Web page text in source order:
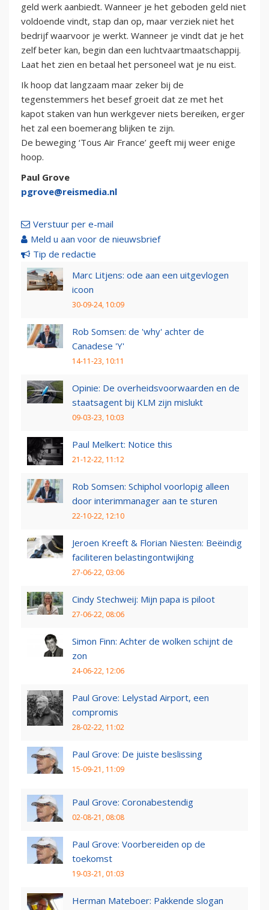
geld werk aanbiedt. Wanneer je het geboden geld niet
voldoende vindt, stap dan op, maar verziek niet het
bedrijf waarvoor je werkt. Wanneer je vindt dat je het
zelf beter kan, begin dan een luchtvaartmaatschappij.
Laat het zien en betaal het personeel wat je nu eist.
Ik hoop dat langzaam maar zeker bij de
tegenstemmers het besef groeit dat ze met het
kapot staken van hun werkgever niets bereiken, erger
het zal een boemerang blijken te zijn.
De beweging ‘Tous Air France’ geeft mij weer enige
hoop.
Paul Grove
pgrove@reismedia.nl
Verstuur per e-mail
Meld u aan voor de nieuwsbrief
Tip de redactie
Marc Litjens: ode aan een uitgevlogen
icoon
30-09-24, 10:09
Rob Somsen: de 'why' achter de
Canadese 'Y'
14-11-23, 10:11
Opinie: De overheidsvoorwaarden en de
staatsagent bij KLM zijn mislukt
09-03-23, 10:03
Paul Melkert: Notice this
21-12-22, 11:12
Rob Somsen: Schiphol voorlopig alleen
door interimmanager aan te sturen
22-10-22, 12:10
Jeroen Kreeft & Florian Niesten: Beëindig
faciliteren belastingontwijking
27-06-22, 03:06
Cindy Stechweij: Mijn papa is piloot
27-06-22, 08:06
Simon Finn: Achter de wolken schijnt de
zon
24-06-22, 12:06
Paul Grove: Lelystad Airport, een
compromis
28-02-22, 11:02
Paul Grove: De juiste beslissing
15-09-21, 11:09
Paul Grove: Coronabestendig
02-08-21, 08:08
Paul Grove: Voorbereiden op de
toekomst
19-03-21, 01:03
Herman Mateboer: Pakkende slogan